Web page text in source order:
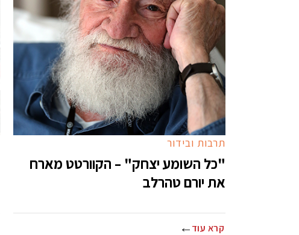
תרבות ובידור
"כל השומע יצחק" – הקוורטט מארח
את יורם טהרלב
קרא עוד